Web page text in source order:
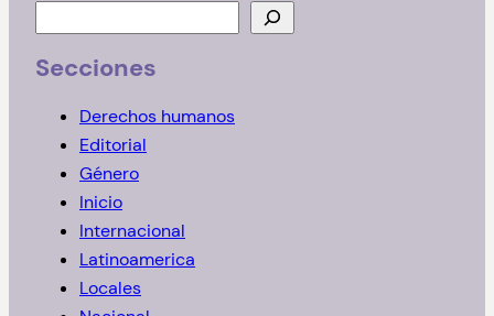
u
s
Secciones
Derechos humanos
Editorial
Género
Inicio
Internacional
Latinoamerica
Locales